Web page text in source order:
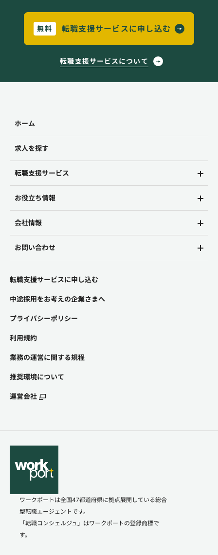
無料 転職支援サービスに申し込む
転職支援サービスについて
ホーム
求人を探す
転職支援サービス
お役立ち情報
会社情報
お問い合わせ
転職支援サービスに申し込む
中途採用をお考えの企業さまへ
プライバシーポリシー
利用規約
業務の運営に関する規程
推奨環境について
運営会社
ワークポートは全国47都道府県に拠点展開している総合
型転職エージェントです。
「転職コンシェルジュ」はワークポートの登録商標で
す。